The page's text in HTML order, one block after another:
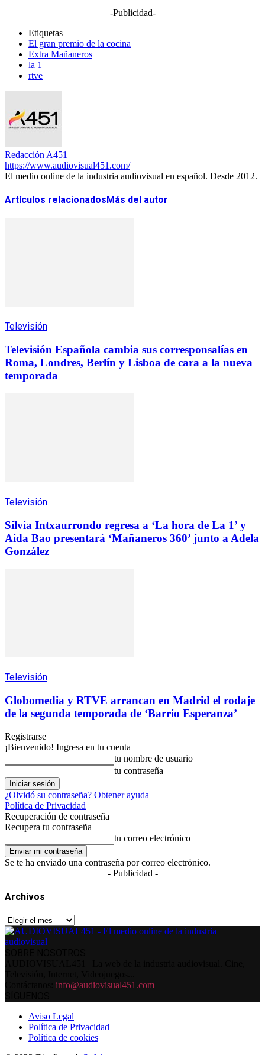
-Publicidad-
Etiquetas
El gran premio de la cocina
Extra Mañaneros
la 1
rtve
Redacción A451
https://www.audiovisual451.com/
El medio online de la industria audiovisual en español. Desde 2012.
Artículos relacionadosMás del autor
Televisión
Televisión Española cambia sus corresponsalías en
Roma, Londres, Berlín y Lisboa de cara a la nueva
temporada
Televisión
Silvia Intxaurrondo regresa a ‘La hora de La 1’ y
Aida Bao presentará ‘Mañaneros 360’ junto a Adela
González
Televisión
Globomedia y RTVE arrancan en Madrid el rodaje
de la segunda temporada de ‘Barrio Esperanza’
Registrarse
¡Bienvenido! Ingresa en tu cuenta
tu nombre de usuario
tu contraseña
¿Olvidó su contraseña? Obtener ayuda
Política de Privacidad
Recuperación de contraseña
Recupera tu contraseña
tu correo electrónico
Se te ha enviado una contraseña por correo electrónico.
- Publicidad -
Archivos
Archivos
info@audiovisual451.com
Aviso Legal
Política de Privacidad
Política de cookies